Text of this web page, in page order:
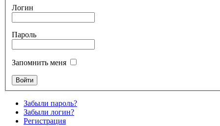
Логин
Пароль
Запомнить меня
Забыли пароль?
Забыли логин?
Регистрация